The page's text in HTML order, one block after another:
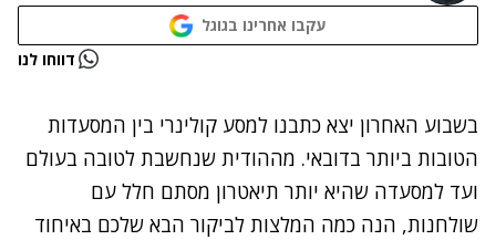
עקבו אחרינו בגוגל
נתקלנו בבעיה דווחו לנו
בשבוע האחרון יצא כתבנו למסע קולינרי בין המסעדות
הטובות ביותר בדובאי. מההודית שנחשבת לטובה בעולם
ועד למסעדה שהיא יותר תיאטרון מסתם חלל עם
שולחנות, הנה כמה המלצות לביקור הבא שלכם באיחוד